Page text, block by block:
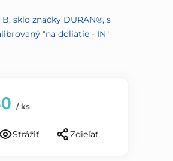
sklo značky DURAN®, s
"na doliatie - IN"
/ ks
Strážiť Zdieľať